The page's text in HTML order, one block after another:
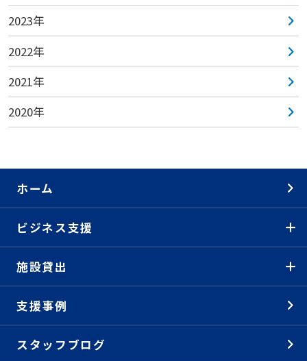
2023年
2022年
2021年
2020年
ホーム
ビジネス支援
施設貸出
支援事例
スタッフブログ